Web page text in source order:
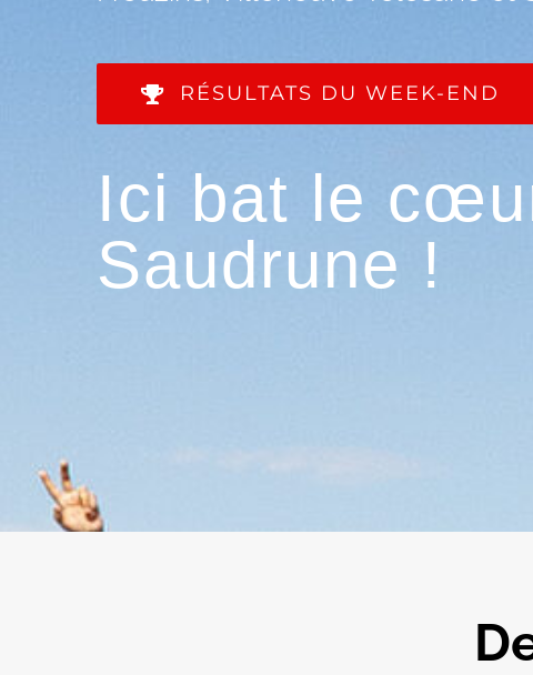
RÉSULTATS DU WEEK-END
Ici bat le
Saudrune !